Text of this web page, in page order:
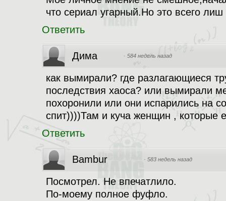
что сериал угарный.Но это всего
Ответить
Дима · 584 недель назад
как вымирали? где разлагающиеся
последствия хаоса? или вымирали
похоронили или они испарились на
спит))))Там и куча женщин , которые
Ответить
Bambur · 583 недель назад
Посмотрел. Не впечатлило.
По-моему полное фуфло.